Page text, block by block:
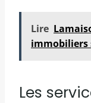
Lire
immobiliers
Les